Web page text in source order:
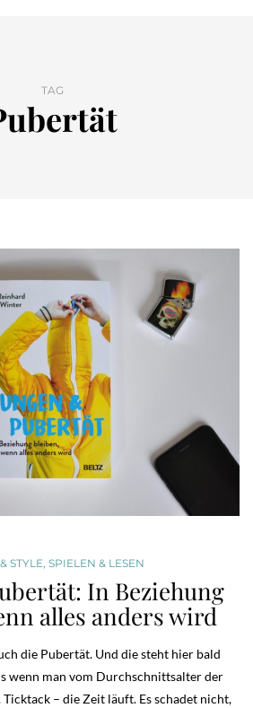
TAG
STYLE, SPIELEN & LESEN
In Beziehung
alles anders wird
die Pubertät. Und die steht hier bald
wenn man vom Durchschnittsalter der
– die Zeit läuft. Es schadet nicht,